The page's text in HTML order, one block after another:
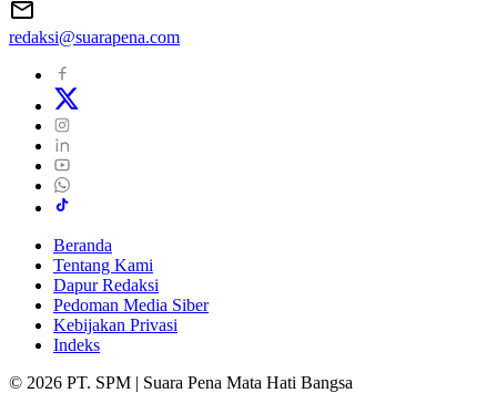
redaksi@suarapena.com
Beranda
Tentang Kami
Dapur Redaksi
Pedoman Media Siber
Kebijakan Privasi
Indeks
© 2026 PT. SPM | Suara Pena Mata Hati Bangsa